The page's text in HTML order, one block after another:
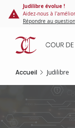
Panneau de gestion
contenu
principal
Judilibre évolue !
Aidez-nous à
Répondre au
Accueil Judilibre